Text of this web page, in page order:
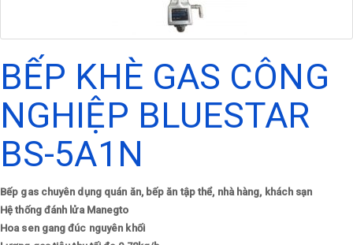
BẾP KHÈ GAS CÔNG
NGHIỆP BLUESTAR
BS-5A1N
Bếp gas chuyên dụng quán ăn, bếp ăn tập thể, nhà hàng, khách sạn
Hệ thống đánh lửa Manegto
Hoa sen gang đúc nguyên khối